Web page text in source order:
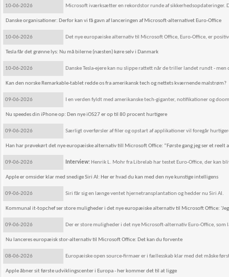
10-06-2026 Microsoft iværksætter en rekordstor runde af sikkerhedsopdateringer.
Danske organisationer: Derfor kan vi få gavn af lanceringen af Microsoft-alternativet Euro-Office
10-06-2026 Det nye europæiske alternativ til Microsoft Office, Euro-Office, er
Tesla får det grønne lys: Nu må bilerne (næsten) køre selv i Danmark
10-06-2026 Danske Tesla-ejere kan nu slippe rattett når de triller landet rundt - men
Kan den norske Remarkable-tablet redde os fra amerikansk tech og nettets kværnende malstrøm?
09-06-2026 I en verden fyldt med amerikanske tech-giganter, notifikationer og
Nu speedes din iPhone op: Den nye iOS27 er op til 80 procent hurtigere
09-06-2026 Særligt overførsler af filer og opstart af applikationer vil foregår
Han har prøvekørt det nye europæiske alternativ till Microsoft Office: “Første gang jeg ser et reelt
09-06-2026 Interview: Henrik L. Mohr fra Librelab har testet Euro-Office, der kan
Apple er omsider klar med snedige Siri AI: Her er hvad du kan med den nye kunstige intelligens
09-06-2026 Siri får sig en længe ventet hjernetransplantation og hedder nu Siri AI.
Kommunal it-topchef ser store muligheder i det nye europæiske alternativ til Microsoft Office:
09-06-2026 Der er store muligheder i det nye Microsoft-alternativ Euro-Office,
Nu lanceres europæisk stor-alternativ til Microsoft Office: Det kan du forvente
08-06-2026 Europæiske open source-firmaer er i fællesskab klar med det måske
Apple åbner sit første udviklingscenter i Europa - her kommer det til at ligge